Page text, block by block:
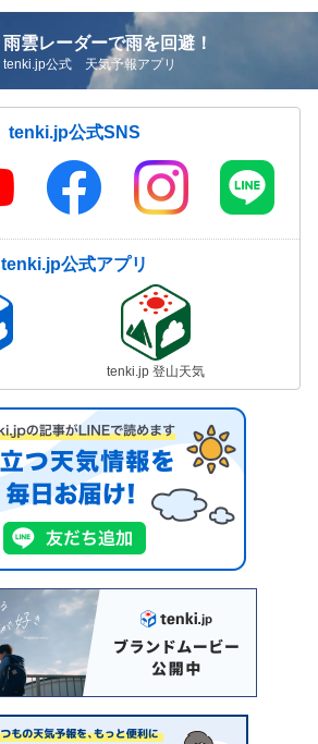
雨雲レーダーで雨を回避！
tenki.jp公式 天気予報アプリ
tenki.jp公式SNS
tenki.jp公式アプリ
tenki.jp 登山天気